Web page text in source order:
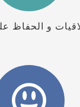
و الحفاظ